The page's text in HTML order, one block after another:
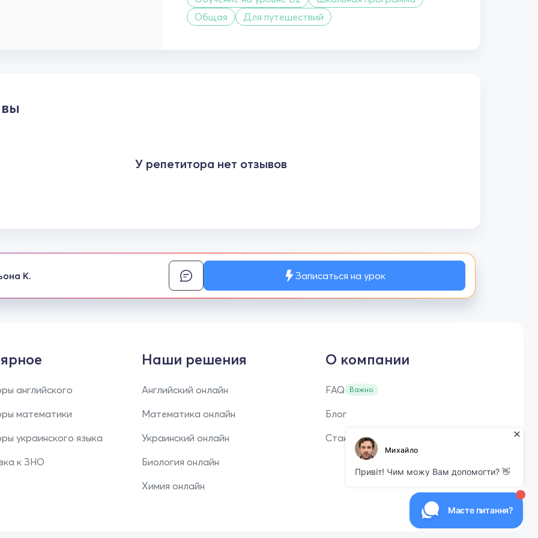
Общая
Для путешествий
У репетитора нет отзывов
К. Записаться на урок
английского
математики
украинского языка
к ЗНО
Наши решения
Английский онлайн
Математика онлайн
Украинский онлайн
Биология онлайн
Химия онлайн
О компании
FAQ Важно
Блог
Стань репетитором